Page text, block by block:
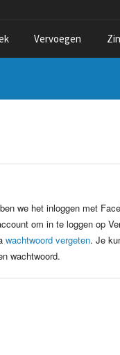
Vervoegen
we het inloggen met
om in te loggen op
wachtwoord vergeten. Je
wachtwoord.